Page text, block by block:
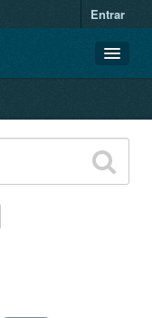
Entrar